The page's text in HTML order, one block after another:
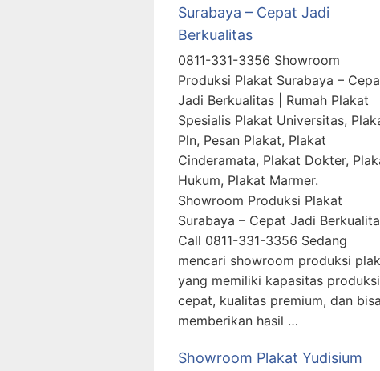
Surabaya – Cepat Jadi
Berkualitas
0811-331-3356 Showroom
Produksi Plakat Surabaya –
Jadi Berkualitas | Rumah Plakat
Spesialis Plakat Universitas,
Pln, Pesan Plakat, Plakat
Cinderamata, Plakat Dokter,
Hukum, Plakat Marmer.
Showroom Produksi Plakat
Surabaya – Cepat Jadi
Call 0811-331-3356 Sedang
mencari showroom produksi
yang memiliki kapasitas produksi
cepat, kualitas premium, dan bisa
memberikan hasil …
Showroom Plakat Yudisium